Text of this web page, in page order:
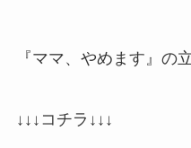
『ママ、やめます』の
↓↓↓コチラ↓↓↓